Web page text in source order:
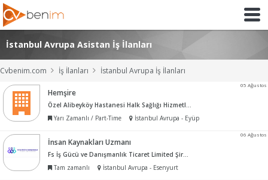
İstanbul Avrupa Asistan İş İlanları
Cvbenim.com İş İlanları İstanbul Avrupa İş İlanları
05 Ağustos
Hemşire
Özel Alibeyköy Hastanesi Halk Sağlığı Hizmetleri A.Ş.
Yarı Zamanlı / Part-Time
İstanbul Avrupa - Eyüp
06 Ağustos
İnsan Kaynakları Uzmanı
Fs İş Gücü ve Danışmanlık Ticaret Limited Şirketi
Tam zamanlı
İstanbul Avrupa - Esenyurt